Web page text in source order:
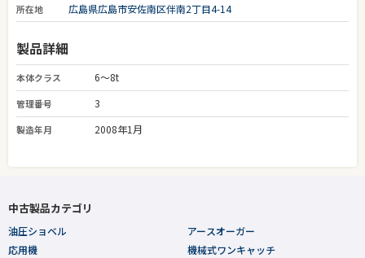
所在地 広島県広島市安佐南区伴南2丁目4-14
製品詳細
本体クラス 6～8t
管理番号 3
製造年月 2008年1月
中古製品カテゴリ
油圧ショベル
応用機
アースオーガー
機械式ワンキャッチ